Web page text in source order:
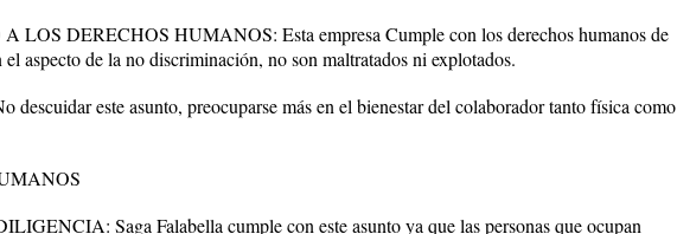
LOS DERECHOS HUMANOS: Esta empresa Cumple con los derechos humanos de
el aspecto de la no discriminación, no son maltratados ni explotados.
este asunto, preocuparse más en el bienestar del colaborador tanto física como
Saga Falabella cumple con este asunto ya que las personas que ocupan